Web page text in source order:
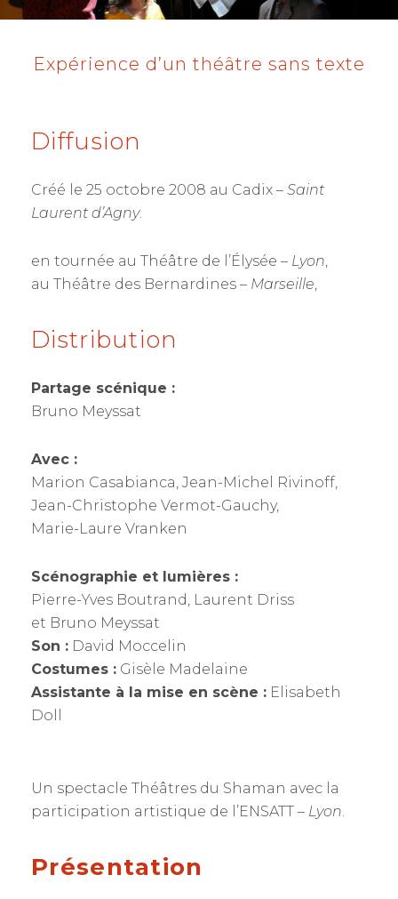
Expérience d’un théâtre sans texte
Diffusion
Créé le 25 octobre 2008 au Cadix – Saint
Laurent d’Agny.
en tournée au Théâtre de l’Élysée – Lyon,
au Théâtre des Bernardines – Marseille,
Distribution
Partage scénique :
Bruno Meyssat
Avec :
Marion Casabianca, Jean-Michel Rivinoff,
Jean-Christophe Vermot-Gauchy,
Marie-Laure Vranken
Scénographie et lumières :
Pierre-Yves Boutrand, Laurent Driss
et Bruno Meyssat
Son : David Moccelin
Costumes : Gisèle Madelaine
Assistante à la mise en scène : Elisabeth
Doll
Un spectacle Théâtres du Shaman avec la
participation artistique de l’ENSATT – Lyon.
Présentation